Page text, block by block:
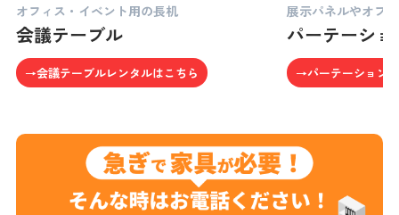
オフィス・イベント用の長机
会議テーブル
→会議テーブルレンタルはこちら
展示パネルやオフ
パーテーショ
→パーテーション